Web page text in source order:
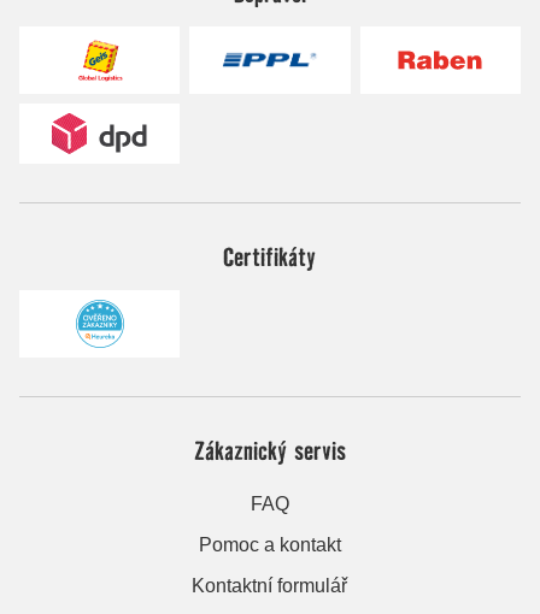
Certifikáty
Zákaznický servis
FAQ
Pomoc a kontakt
Kontaktní formulář